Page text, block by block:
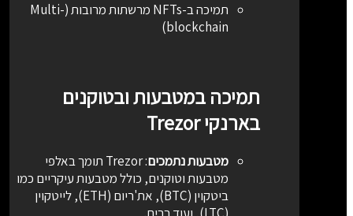
תמיכה ב-NFTs מרשתות מרובות (Multi-
blockchain)
תמיכה במטבעות ובטוקנים
בארנקי Trezor
מטבעות נתמכים:
Trezor תומך באלפי
מטבעות וטוקנים, כולל מטבעות עיקריים כמו
ביטקוין (BTC), את'ריום (ETH), לייטקוין